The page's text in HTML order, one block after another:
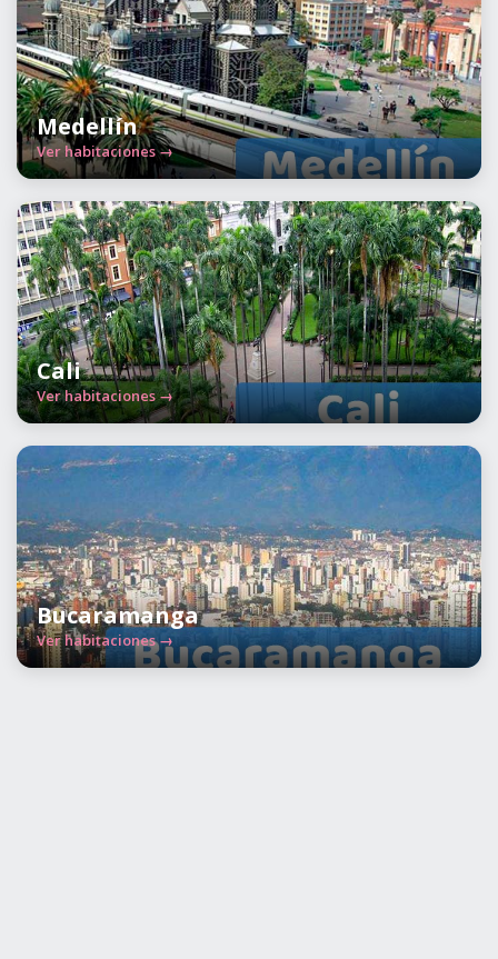
Medellín
Ver habitaciones →
Cali
Ver habitaciones →
Bucaramanga
Ver habitaciones →